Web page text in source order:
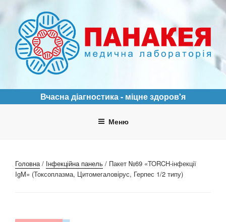
вмісту
ПАНАКЕЯ
Вчасна діагностика - міцне здоров'я
Меню
Головна/ Інфекційна панель / Пакет №69 «TORCH-інфекції
IgM» (Токсоплазма, Цитомегаловірус, Герпес 1/2 типу)